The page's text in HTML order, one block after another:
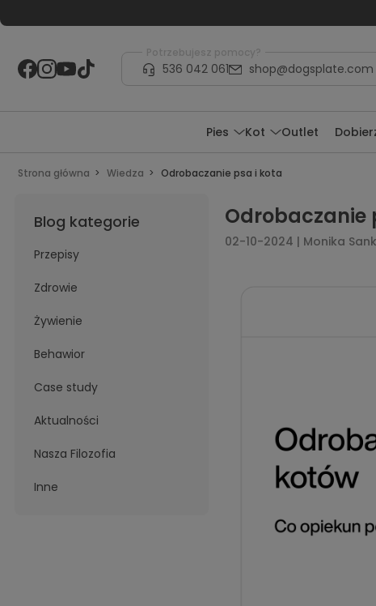
Potrzebujesz pomocy?
536 042 061 shop@dogsplate.com
Pies Kot Outlet
Strona główna Wiedza Odrobaczanie psa i kota
Blog kategorie
Przepisy
Zdrowie
Żywienie
Behawior
Case study
Aktualności
Nasza Filozofia
Inne
Odrobaczanie
02-10-2024 | Monika